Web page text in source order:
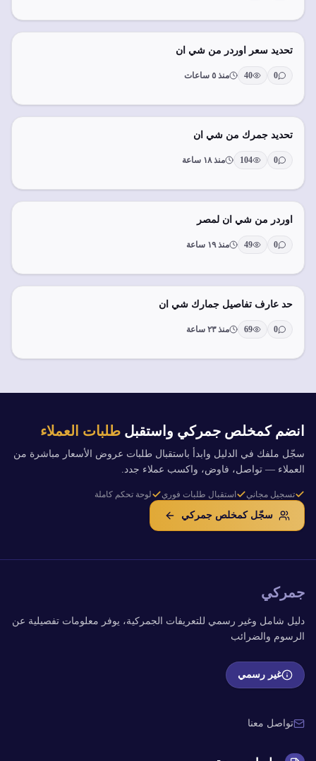
تحديد سعر اوردر من شي ان
0
40 منذ ٥ ساعات
تحديد جمرك من شي ان
0
104 منذ ١٨ ساعة
اوردر من شي ان لمصر
0
49 منذ ١٩ ساعة
حد عارف تفاصيل جمارك شي ان
0
69 منذ ٢٣ ساعة
انضم كمخلص جمركي واستقبل طلبات العملاء
سجّل ملفك في الدليل وابدأ باستقبال طلبات عروض الأسعار مباشرة من
العملاء — تواصل، فاوض، واكسب عملاء جدد.
تسجيل مجاني استقبال طلبات فوري لوحة تحكم كاملة
سجّل كمخلص جمركي
جمركي
دليل شامل وغير رسمي للتعريفات الجمركية، يوفر معلومات تفصيلية عن
الرسوم والضرائب
غير رسمي
تواصل معنا